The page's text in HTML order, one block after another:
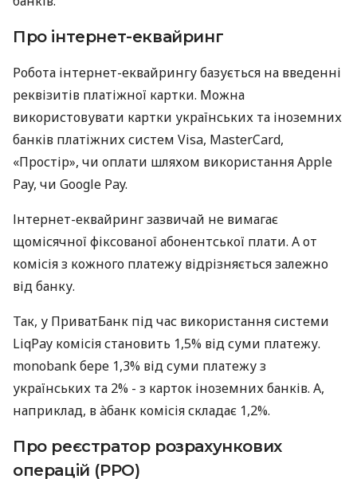
Про інтернет-еквайринг
Робота інтернет-еквайрингу базується на введенні
реквізитів платіжної картки. Можна
використовувати картки українських та іноземних
банків платіжних систем Visa, MasterCard,
«Простір», чи оплати шляхом використання Apple
Pay, чи Google Pay.
Інтернет-еквайринг зазвичай не вимагає
щомісячної фіксованої абонентської плати. А от
комісія з кожного платежу відрізняється залежно
від банку.
Так, у ПриватБанк під час використання системи
LiqPay комісія становить 1,5% від суми платежу.
monobank бере 1,3% від суми платежу з
українських та 2% - з карток іноземних банків. А,
наприклад, в àбанк комісія складає 1,2%.
Про реєстратор розрахункових
операцій (РРО)